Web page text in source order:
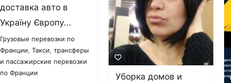
доставка авто в
Україну Європу...
Грузовые перевозки по
Франции,Такси, трансферы
и пассажирские перевозки
по Франции
Уборка домов и